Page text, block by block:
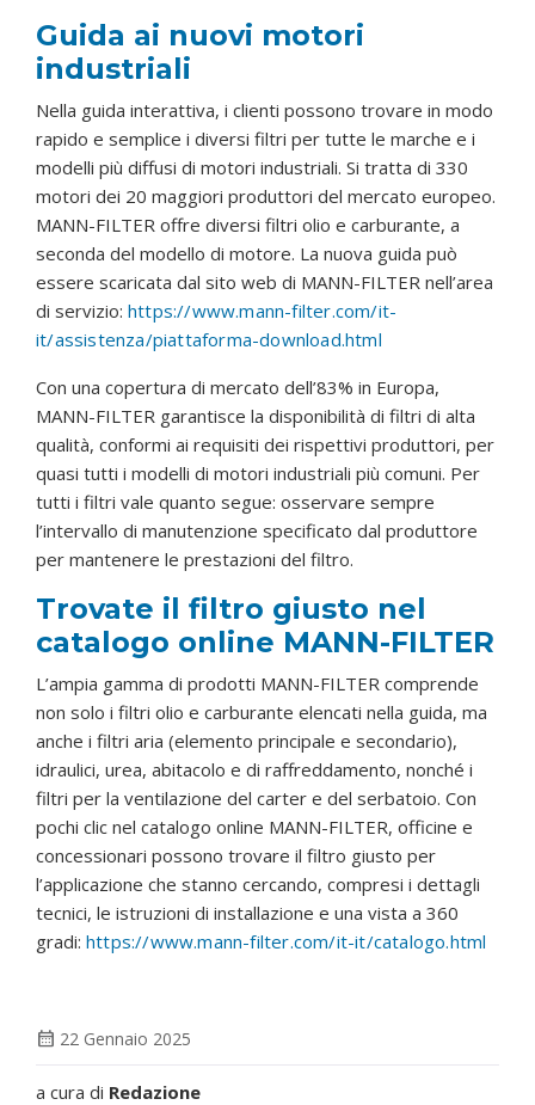
Guida ai nuovi motori
industriali
Nella guida interattiva, i clienti possono trovare in modo
rapido e semplice i diversi filtri per tutte le marche e i
modelli più diffusi di motori industriali. Si tratta di 330
motori dei 20 maggiori produttori del mercato europeo.
MANN-FILTER offre diversi filtri olio e carburante, a
seconda del modello di motore. La nuova guida può
essere scaricata dal sito web di MANN-FILTER nell’area
di servizio: https://www.mann-filter.com/it-
it/assistenza/piattaforma-download.html
Con una copertura di mercato dell’83% in Europa,
MANN-FILTER garantisce la disponibilità di filtri di alta
qualità, conformi ai requisiti dei rispettivi produttori, per
quasi tutti i modelli di motori industriali più comuni. Per
tutti i filtri vale quanto segue: osservare sempre
l’intervallo di manutenzione specificato dal produttore
per mantenere le prestazioni del filtro.
Trovate il filtro giusto nel
catalogo online MANN-FILTER
L’ampia gamma di prodotti MANN-FILTER comprende
non solo i filtri olio e carburante elencati nella guida, ma
anche i filtri aria (elemento principale e secondario),
idraulici, urea, abitacolo e di raffreddamento, nonché i
filtri per la ventilazione del carter e del serbatoio. Con
pochi clic nel catalogo online MANN-FILTER, officine e
concessionari possono trovare il filtro giusto per
l’applicazione che stanno cercando, compresi i dettagli
tecnici, le istruzioni di installazione e una vista a 360
gradi: https://www.mann-filter.com/it-it/catalogo.html
calendar_month 22 Gennaio 2025
a cura di Redazione